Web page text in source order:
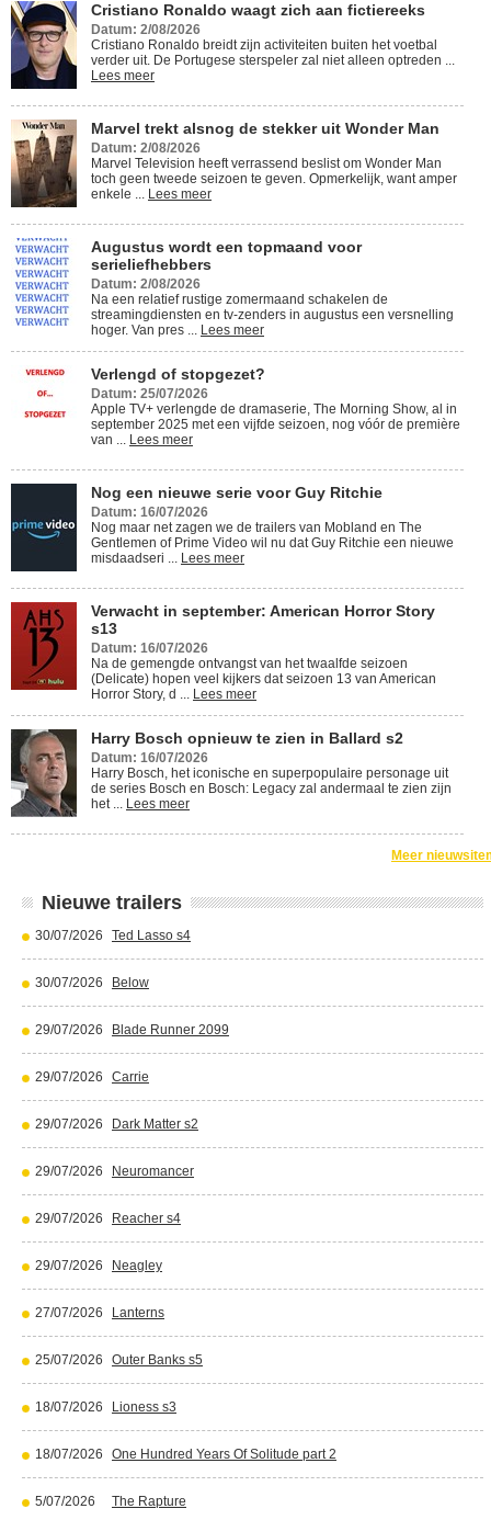
Cristiano Ronaldo waagt zich aan fictiereeks
Datum: 2/08/2026
Cristiano Ronaldo breidt zijn activiteiten buiten het voetbal
verder uit. De Portugese sterspeler zal niet alleen optreden ...
Lees meer
Marvel trekt alsnog de stekker uit Wonder Man
Datum: 2/08/2026
Marvel Television heeft verrassend beslist om Wonder Man
toch geen tweede seizoen te geven. Opmerkelijk, want amper
enkele ... Lees meer
Augustus wordt een topmaand voor
serieliefhebbers
Datum: 2/08/2026
Na een relatief rustige zomermaand schakelen de
streamingdiensten en tv-zenders in augustus een versnelling
hoger. Van pres ... Lees meer
Verlengd of stopgezet?
Datum: 25/07/2026
Apple TV+ verlengde de dramaserie, The Morning Show, al in
september 2025 met een vijfde seizoen, nog vóór de première
van ... Lees meer
Nog een nieuwe serie voor Guy Ritchie
Datum: 16/07/2026
Nog maar net zagen we de trailers van Mobland en The
Gentlemen of Prime Video wil nu dat Guy Ritchie een nieuwe
misdaadseri ... Lees meer
Verwacht in september: American Horror Story
s13
Datum: 16/07/2026
Na de gemengde ontvangst van het twaalfde seizoen
(Delicate) hopen veel kijkers dat seizoen 13 van American
Horror Story, d ... Lees meer
Harry Bosch opnieuw te zien in Ballard s2
Datum: 16/07/2026
Harry Bosch, het iconische en superpopulaire personage uit
de series Bosch en Bosch: Legacy zal andermaal te zien zijn
het ... Lees meer
Meer
Nieuwe trailers
30/07/2026 Ted Lasso s4
30/07/2026 Below
29/07/2026 Blade Runner 2099
29/07/2026 Carrie
29/07/2026 Dark Matter s2
29/07/2026 Neuromancer
29/07/2026 Reacher s4
29/07/2026 Neagley
27/07/2026 Lanterns
25/07/2026 Outer Banks s5
18/07/2026 Lioness s3
18/07/2026 One Hundred Years Of Solitude part 2
5/07/2026 The Rapture